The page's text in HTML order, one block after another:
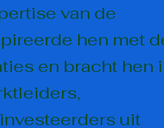
van de
hen met
en bracht hen
uit